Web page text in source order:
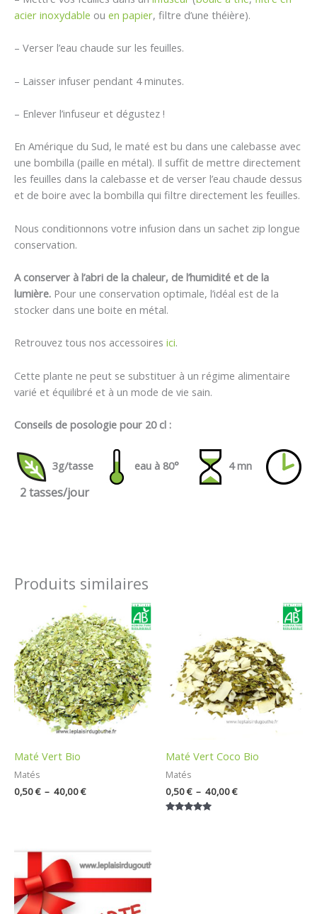
acier inoxydable ou en papier, filtre d’une théière).
– Verser l’eau chaude sur les feuilles.
– Laisser infuser pendant 4 minutes.
– Enlever l’infuseur et dégustez !
En Amérique du Sud, le maté est bu dans une calebasse avec
une bombilla (paille en métal). Il suffit de mettre directement
les feuilles dans la calebasse et de verser l’eau chaude dessus
et de boire avec la bombilla qui filtre directement les feuilles.
Nous conditionnons votre infusion dans un sachet zip longue
conservation.
A conserver à l’abri de la chaleur, de l’humidité et de la
lumière. Pour une conservation optimale, l’idéal est de la
stocker dans une boite en métal.
Retrouvez tous nos accessoires ici.
Cette plante ne peut se substituer à un régime alimentaire
varié et équilibré et à un mode de vie sain.
Conseils de posologie pour 20 cl :
3g/tasse eau à 80° 4 mn
2 tasses/jour
Produits similaires
Maté Vert Bio
Matés
0,50€ – 40,00€
Plage
de
prix :
0,50 €
à
40,00 €
Maté Vert Coco Bio
Matés
0,50€ – 40,00€
0,50 €
à
40,00 €
prix :
25,00 €
à
100,00 €